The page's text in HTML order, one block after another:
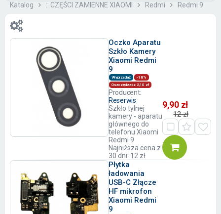
Katalog :: CZĘŚCI ZAMIENNE XIAOMI Redmi Redmi 9
Oczko Aparatu
Szkło Kamery
Xiaomi Redmi
9
Wyprzedaż
-18%
Oszczędzasz 2,10 zł
Producent:
Reserwis
Szkło tylnej
kamery - aparatu
głównego do
telefonu Xiaomi
Redmi 9
Najniższa cena z
30 dni: 12 zł
9,90 zł
12 zł
Płytka
ładowania
USB-C Złącze
HF mikrofon
Xiaomi Redmi
9